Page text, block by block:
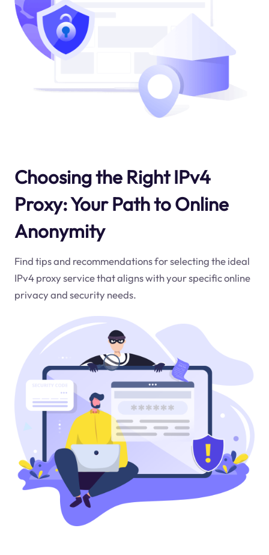
Choosing the Right IPv4
Proxy: Your Path to Online
Anonymity
Find tips and recommendations for selecting the ideal
IPv4 proxy service that aligns with your specific online
privacy and security needs.